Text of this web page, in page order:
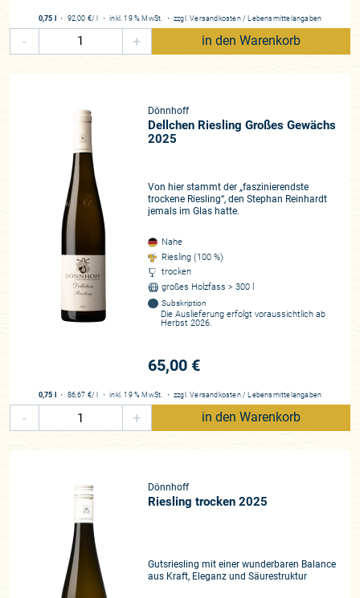
dessen Großen Gewächse wir Ihnen nun heute in
Subskription anbieten, gelten.
Zeiten durch extreme Spätfröste Ende April in Erinnerung
bleiben, die eine „Spur der Verwüstung“ hinterließ, wie
Cornelius es zusammenfasst und legendäre Lagen wie die
Hermannshöhle, das Dellchen und den Felsenberg betrafen
(ein Jahrgang, mit 30% einer regulären Ernte), so wurden die
Karten 2025 neu gemischt: Ein zunächst bilderbuchhafter
Jahresverlauf, mit guten Wasserreserven aus dem Winter,
einer exzellenten Vegetation, lies einige Betriebe gar von
einem ganz großen Jahrgang sprechen, vielerorts ging man
in die Keller um sich vor der Ernte nochmals zu versichern ob
genügend Tanks und Fässer vorhanden wären, die Trauben
waren wie gemalt. Doch die Erfahrung der letzten Jahre, im
Zuge des Klimawandels, zeigen auch, dass Sepp Herbergers
nach wie vor Gültigkeit besitzt. Der Herbst, die letzten Tage
der Lese sind immer ausschlaggebender für die Qualität, hier
trennt sich die Spreu vom Weizen und insbesondere weil hier
das Timing eine immer gewichtigere Rolle einnimmt, lassen
sich Jahrgangsverallgemeinerungen immer schwieriger
fassen. Der Teufel steckt im Detail und eine Mannschaft ist
Dönnhoffs reden, dann über einen Betrieb, der in der
Champions-League spielt. Was sich Vater und Sohn in zwei
Generationen erarbeitet haben hat Seltenheitswert. Es war
die Witterung während des Lesezeitraums, die Winzer
deutschlandweit zu unterschiedlichsten Strategien
veranlasste. Perfekt ausgereifte Trauben, die
lagenübergreifend sehr schnell ihren perfekten Reifezeitpunkt
0,75 l ・ 92,00 €/ l ・inkl. 19 % MwSt. ・ zzgl.Versandkosten / Lebensmittelangaben
- + in den Warenkorb
Dönnhoff
Dellchen Riesling Großes Gewächs
2025
Von hier stammt der „faszinierendste
trockene Riesling“, den Stephan Reinhardt
jemals im Glas hatte.
Nahe
Riesling (100 %)
trocken
großes Holzfass > 300 l
Subskription
Die Auslieferung erfolgt voraussichtlich ab
Herbst 2026.
65,00 €
0,75 l ・ 86,67 €/ l ・inkl. 19 % MwSt. ・ zzgl.Versandkosten / Lebensmittelangaben
- + in den Warenkorb
Dönnhoff
Riesling trocken 2025
Gutsriesling mit einer wunderbaren Balance
aus Kraft, Eleganz und Säurestruktur